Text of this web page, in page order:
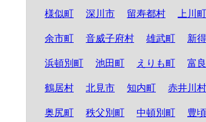
様似町 深川市 留寿都村 上川町
余市町 音威子府村 雄武町 新
浜頓別町 池田町 えりも町 富
鶴居村 北見市 知内町 赤井川村
奥尻町 秩父別町 中頓別町 豊